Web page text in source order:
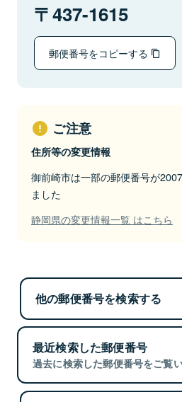
437-1615
郵便番号をコピーする
ご注意
住所等の変更情報
御前崎市は一部の郵便番号が
ました
静岡県の変更情報一覧 はこちら
他の郵便番号を検索する
最近検索した郵便番号
過去に検索した郵便番号をご覧